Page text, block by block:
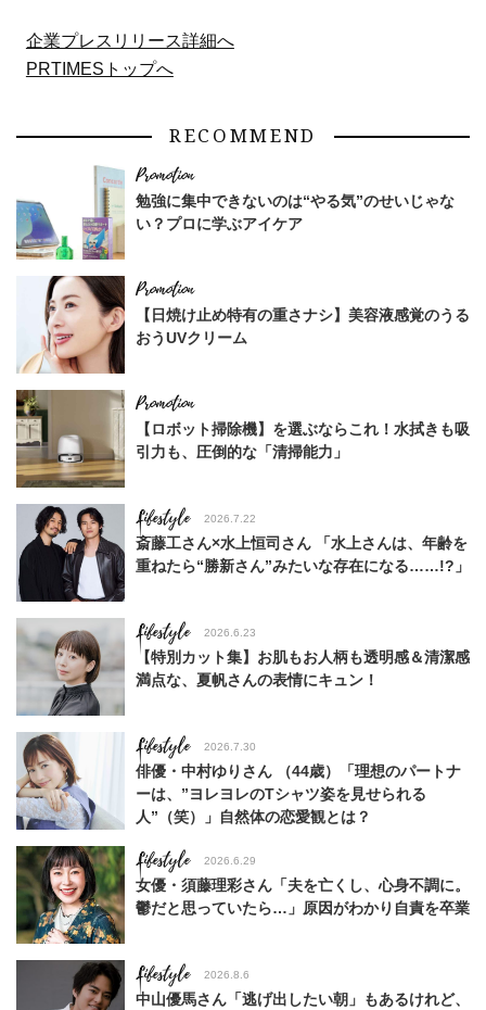
企業プレスリリース詳細へ
PRTIMESトップへ
RECOMMEND
勉強に集中できないのは“やる気”のせいじゃな
い？プロに学ぶアイケア
【日焼け止め特有の重さナシ】美容液感覚のうる
おうUVクリーム
【ロボット掃除機】を選ぶならこれ！水拭きも吸
引力も、圧倒的な「清掃能力」
Lifestyle 2026.7.22
斎藤工さん×水上恒司さん 「水上さんは、年齢を
重ねたら“勝新さん”みたいな存在になる……!?」
Lifestyle 2026.6.23
【特別カット集】お肌もお人柄も透明感＆清潔感
満点な、夏帆さんの表情にキュン！
Lifestyle 2026.7.30
俳優・中村ゆりさん （44歳）「理想のパートナ
ーは、”ヨレヨレのTシャツ姿を見せられる
人”（笑）」自然体の恋愛観とは？
Lifestyle 2026.6.29
女優・須藤理彩さん「夫を亡くし、心身不調に。
鬱だと思っていたら…」原因がわかり自責を卒業
Lifestyle 2026.8.6
中山優馬さん「逃げ出したい朝」もあるけれど、